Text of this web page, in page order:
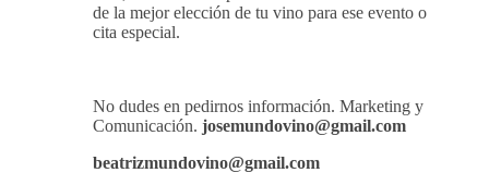
de la mejor elección de tu vino para ese evento o
cita especial.